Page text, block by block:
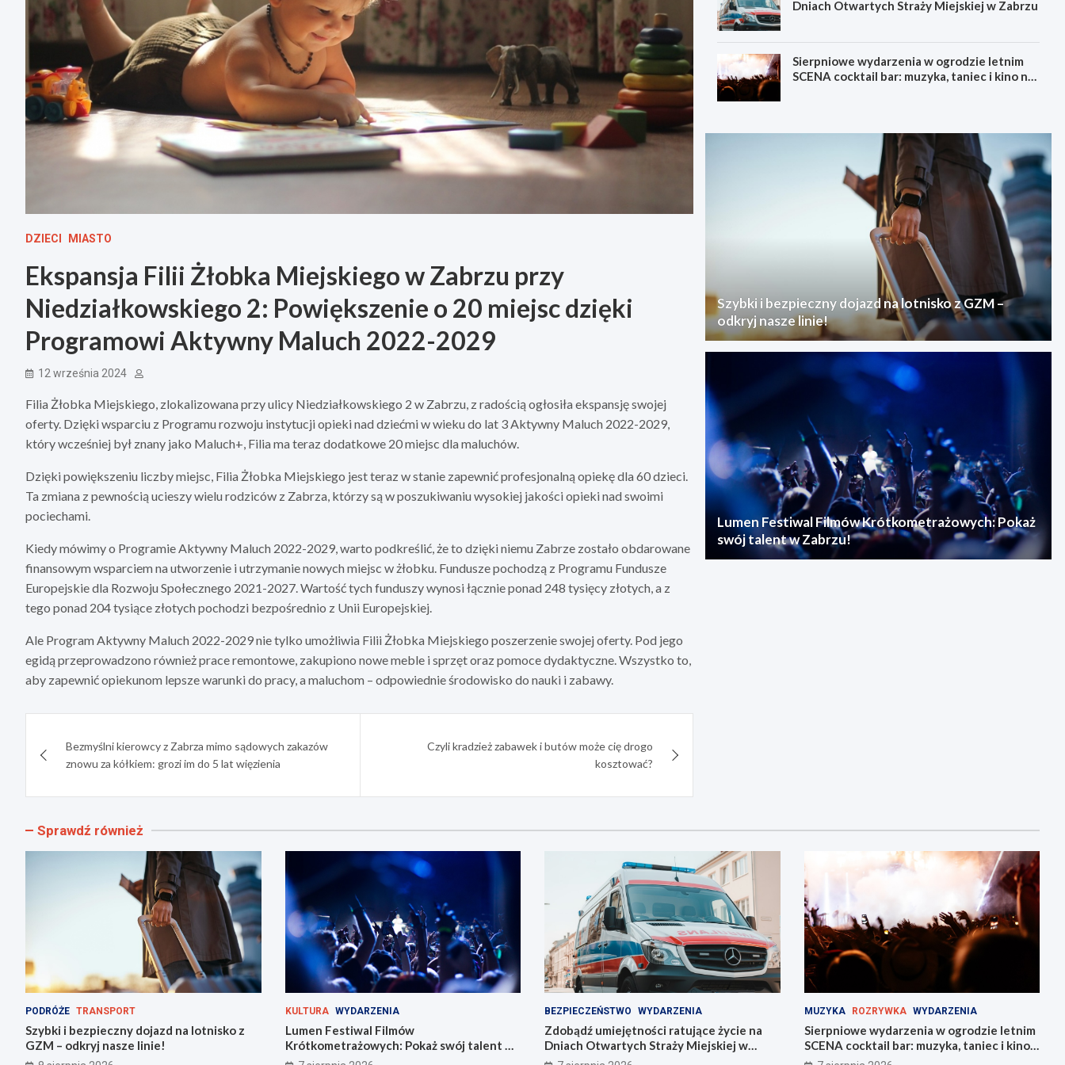
DZIECI MIASTO
Ekspansja Filii Żłobka Miejskiego w Zabrzu przy
Niedziałkowskiego 2: Powiększenie o 20 miejsc dzięki
Programowi Aktywny Maluch 2022-2029
12 września 2024
Filia Żłobka Miejskiego, zlokalizowana przy ulicy Niedziałkowskiego 2 w Zabrzu, z radością ogłosiła ekspansję swojej
oferty. Dzięki wsparciu z Programu rozwoju instytucji opieki nad dziećmi w wieku do lat 3 Aktywny Maluch 2022-2029,
który wcześniej był znany jako Maluch+, Filia ma teraz dodatkowe 20 miejsc dla maluchów.
Dzięki powiększeniu liczby miejsc, Filia Żłobka Miejskiego jest teraz w stanie zapewnić profesjonalną opiekę dla 60 dzieci.
Ta zmiana z pewnością ucieszy wielu rodziców z Zabrza, którzy są w poszukiwaniu wysokiej jakości opieki nad swoimi
pociechami.
Kiedy mówimy o Programie Aktywny Maluch 2022-2029, warto podkreślić, że to dzięki niemu Zabrze zostało obdarowane
finansowym wsparciem na utworzenie i utrzymanie nowych miejsc w żłobku. Fundusze pochodzą z Programu Fundusze
Europejskie dla Rozwoju Społecznego 2021-2027. Wartość tych funduszy wynosi łącznie ponad 248 tysięcy złotych, a z
tego ponad 204 tysiące złotych pochodzi bezpośrednio z Unii Europejskiej.
Ale Program Aktywny Maluch 2022-2029 nie tylko umożliwia Filii Żłobka Miejskiego poszerzenie swojej oferty. Pod jego
egidą przeprowadzono również prace remontowe, zakupiono nowe meble i sprzęt oraz pomoce dydaktyczne. Wszystko to,
aby zapewnić opiekunom lepsze warunki do pracy, a maluchom – odpowiednie środowisko do nauki i zabawy.
wpisuBezmyślni kierowcy z Zabrza mimo sądowych zakazów
znowu za kółkiem: grozi im do 5 lat więzienia
Czyli kradzież zabawek i butów może cię drogo
kosztować?
Dniach Otwartych Straży Miejskiej w Zabrzu
Sierpniowe wydarzenia w ogrodzie letnim
SCENA cocktail bar: muzyka, taniec i kino na
Szybki i bezpieczny dojazd na lotnisko z GZM –
odkryj nasze linie!
Lumen Festiwal Filmów Krótkometrażowych: Pokaż
swój talent w Zabrzu!
Sprawdź również
PODRÓŻE TRANSPORT
Szybki i bezpieczny dojazd na lotnisko z
GZM – odkryj nasze linie!
KULTURA WYDARZENIA
Lumen Festiwal Filmów
Krótkometrażowych: Pokaż swój talent w
Zabrzu!
BEZPIECZEŃSTWO WYDARZENIA
Zdobądź umiejętności ratujące życie na
Dniach Otwartych Straży Miejskiej w
Zabrzu
MUZYKA ROZRYWKA WYDARZENIA
Sierpniowe wydarzenia w ogrodzie letnim
SCENA cocktail bar: muzyka, taniec i kino
na świeżym powietrzu